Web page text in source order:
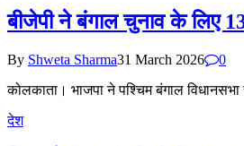
बीजेपी ने बंगाल चुनाव के लिए 13
By Shweta Sharma31 March 2026
0
कोलकाता। भाजपा ने पश्चिम बंगाल
देश